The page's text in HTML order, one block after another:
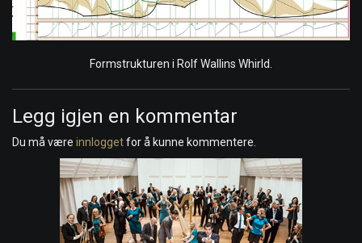
Formstrukturen i Rolf Wallins Whirld.
Legg igjen en kommentar
Du må være innloggetfor å kunne kommentere.